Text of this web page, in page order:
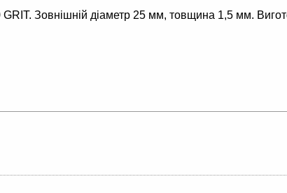
Зовнішній діаметр 25 мм, товщина 1,5 мм.